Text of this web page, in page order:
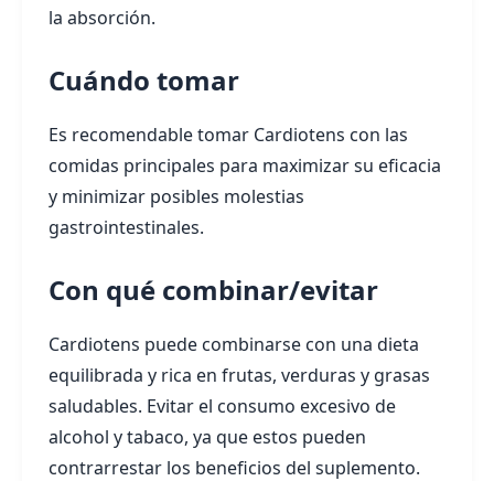
la absorción.
Cuándo tomar
Es recomendable tomar Cardiotens con las
comidas principales para maximizar su eficacia
y minimizar posibles molestias
gastrointestinales.
Con qué combinar/evitar
Cardiotens puede combinarse con una dieta
equilibrada y rica en frutas, verduras y grasas
saludables. Evitar el consumo excesivo de
alcohol y tabaco, ya que estos pueden
contrarrestar los beneficios del suplemento.